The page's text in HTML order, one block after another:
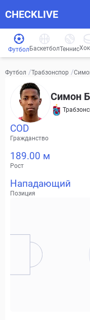
CHECKLIVE
Футбол БаскетболТеннис
Футбол /Трабзонспор /
Симон
COD
Гражданство
189.00 м
Рост
Нападающий
Позиция